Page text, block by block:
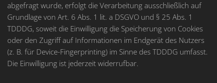
abgefragt wurde, erfolgt die Verarbeitung ausschließlich auf
Grundlage von Art. 6 Abs. 1 lit. a DSGVO und § 25 Abs. 1
TDDDG, soweit die Einwilligung die Speicherung von Cookies
oder den Zugriff auf Informationen im Endgerät des Nutzers
(z. B. für Device-Fingerprinting) im Sinne des TDDDG umfasst.
Die Einwilligung ist jederzeit widerrufbar.